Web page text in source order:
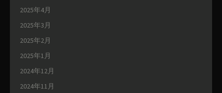
2025年4月
2025年3月
2025年2月
2025年1月
2024年12月
2024年11月